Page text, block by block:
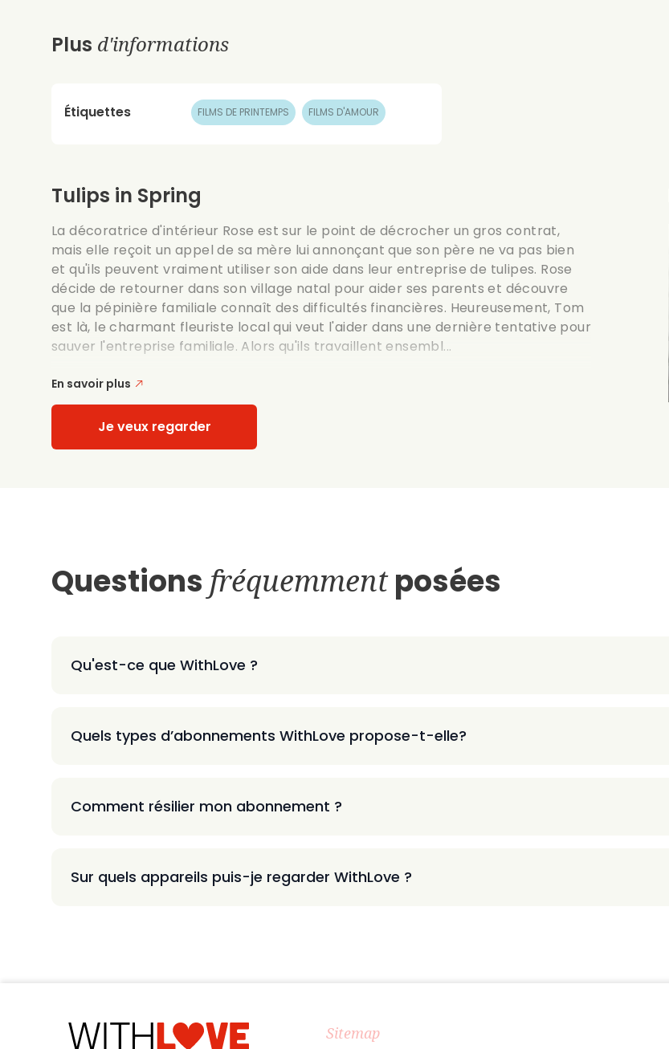
Plus d'informations
Étiquettes FILMS DE PRINTEMPS FILMS D'AMOUR
Tulips in Spring
La décoratrice d'intérieur Rose est sur le point de décrocher un gros contrat,
mais elle reçoit un appel de sa mère lui annonçant que son père ne va pas bien
et qu'ils peuvent vraiment utiliser son aide dans leur entreprise de tulipes. Rose
décide de retourner dans son village natal pour aider ses parents et découvre
que la pépinière familiale connaît des difficultés financières. Heureusement, Tom
est là, le charmant fleuriste local qui veut l'aider dans une dernière tentative pour
sauver l'entreprise familiale. Alors qu'ils travaillent ensembl...
En savoir plus
Je veux regarder
Questions fréquemmentposées
Qu'est-ce que WithLove ?
Quels types d’abonnements WithLove propose-t-elle?
Comment résilier mon abonnement ?
Sur quels appareils puis-je regarder WithLove ?
Sitemap